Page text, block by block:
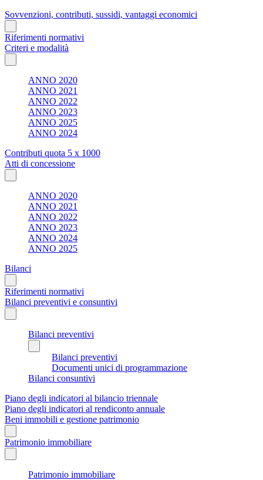
Sovvenzioni, contributi, sussidi, vantaggi economici
Riferimenti normativi
Criteri e modalità
ANNO 2020
ANNO 2021
ANNO 2022
ANNO 2023
ANNO 2025
ANNO 2024
Contributi quota 5 x 1000
Atti di concessione
ANNO 2020
ANNO 2021
ANNO 2022
ANNO 2023
ANNO 2024
ANNO 2025
Bilanci
Riferimenti normativi
Bilanci preventivi e consuntivi
Bilanci preventivi
Bilanci preventivi
Documenti unici di programmazione
Bilanci consuntivi
Piano degli indicatori al bilancio triennale
Piano degli indicatori al rendiconto annuale
Beni immobili e gestione patrimonio
Patrimonio immobiliare
Patrimonio immobiliare